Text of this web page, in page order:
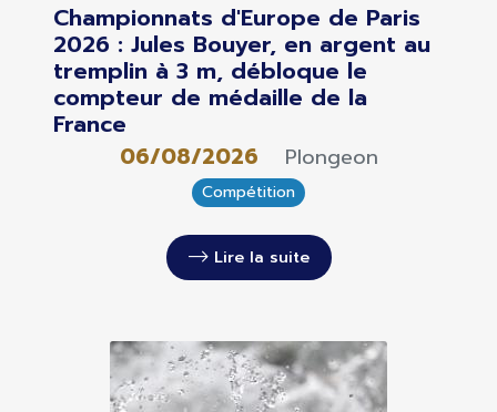
Championnats d'Europe de Paris
2026 : Jules Bouyer, en argent au
tremplin à 3 m, débloque le
compteur de médaille de la
France
06/08/2026 Plongeon
Compétition
Lire la suite